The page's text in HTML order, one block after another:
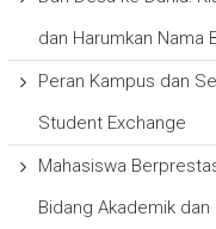
dan Harumkan Nama
Peran Kampus dan
Student Exchange
Mahasiswa
Bidang Akademik